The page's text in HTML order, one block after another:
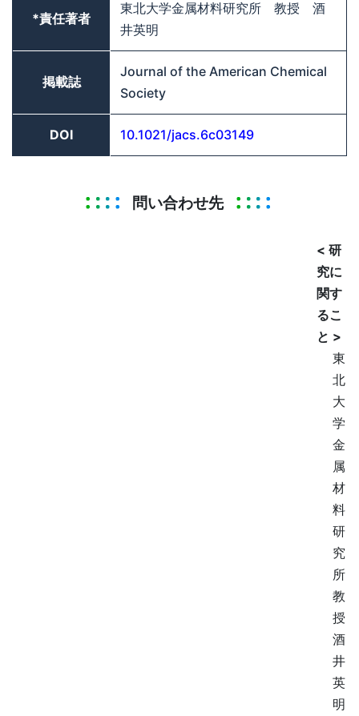
*責任著者
東北大学金属材料研究所 教授 酒
井英明
掲載誌
Journal of the American Chemical
Society
DOI 10.1021/jacs.6c03149
問い合わせ先
< 研
究に
関す
るこ
と >
東
北
大
学
金
属
材
料
研
究
所
教
授
酒
井
英
明